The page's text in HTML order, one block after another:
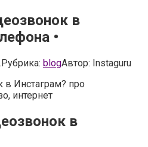
в
•
Рубрика: blogАвтор: Instaguru
в Инстаграм? про
интернет
в